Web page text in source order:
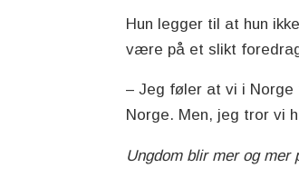
Hun legger til at hun
være på et slikt
– Jeg føler at vi i Norge
Norge. Men, jeg tror vi
Ungdom blir mer og